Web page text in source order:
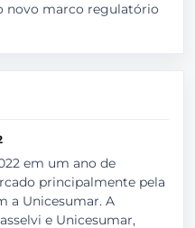
novo marco regulatório
em um ano de
principalmente pela
a Unicesumar. A
e Unicesumar,